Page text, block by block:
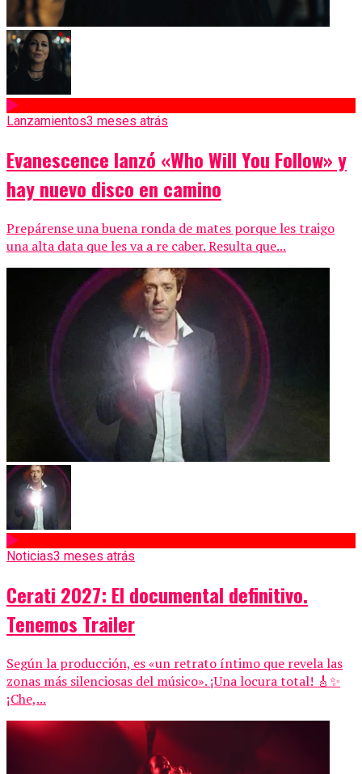
Lanzamientos3 meses atrás
Evanescence lanzó «Who Will You Follow» y
hay nuevo disco en camino
Prepárense una buena ronda de mates porque les traigo
una alta data que les va a re caber. Resulta que...
Noticias3 meses atrás
Cerati 2027: El documental definitivo.
Tenemos Trailer
Según la producción, es «un retrato íntimo que revela las
zonas más silenciosas del músico». ¡Una locura total! 🎸✨
¡Che,...